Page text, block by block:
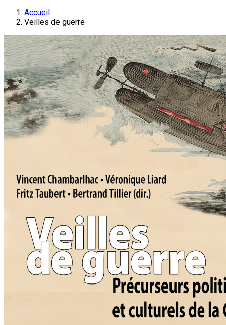
Accueil
Veilles de guerre